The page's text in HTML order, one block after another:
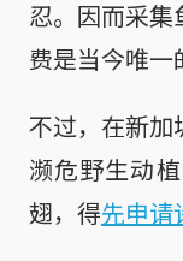
忍。因而采
费是当今唯一
不过，在新加
濒危野生动
翅，得先申请